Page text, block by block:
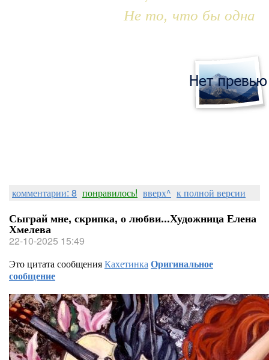
Не то, что бы одна
комментарии: 8 понравилось! вверх^ к полной версии
Сыграй мне, скрипка, о любви...Художница Елена
Хмелева
22-10-2025 15:49
Это цитата сообщенияКахетинкаОригинальное
сообщение